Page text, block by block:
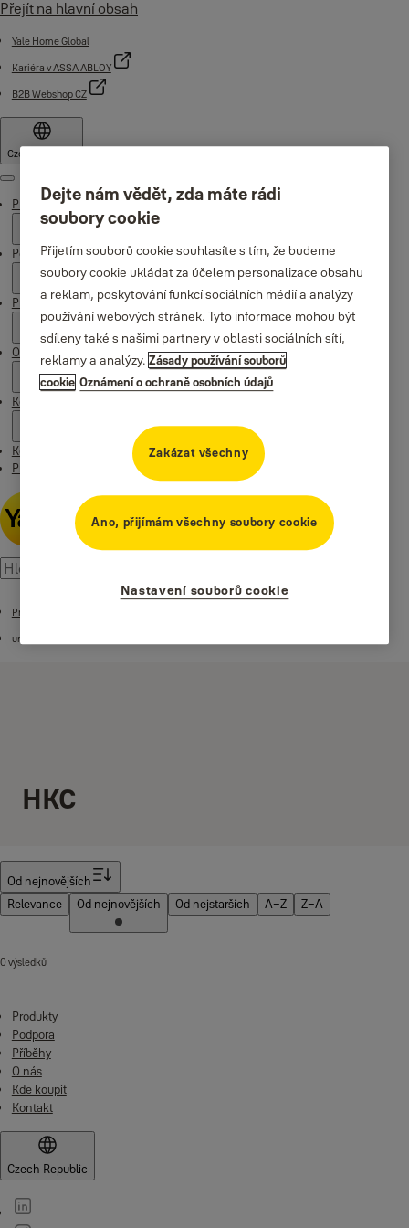
Přejít na hlavní obsah
Yale Home Global
Kariéra v ASSA ABLOY
B2B Webshop CZ
Czech Republic
Nabídka
Produkty
Podpora
Proč Yale
O nás
Kde koupit
Kontakt
Příběhy
Příběhy
undefined
HKC
Od nejnovějších
Relevance
Od nejnovějších Od nejstarších A–Z Z–A
0 výsledků
Produkty
Podpora
Příběhy
O nás
Kde koupit
Kontakt
Czech Republic
Dejte nám vědět, zda máte rádi
soubory cookie
Přijetím souborů cookie souhlasíte s tím, že budeme
soubory cookie ukládat za účelem personalizace obsahu
a reklam, poskytování funkcí sociálních médií a analýzy
používání webových stránek. Tyto informace mohou být
sdíleny také s našimi partnery v oblasti sociálních sítí,
reklamy a analýzy.Zásady používání souborů
cookie Oznámení o ochraně osobních údajů
Zakázat všechny
Ano, přijímám všechny soubory cookie
Nastavení souborů cookie